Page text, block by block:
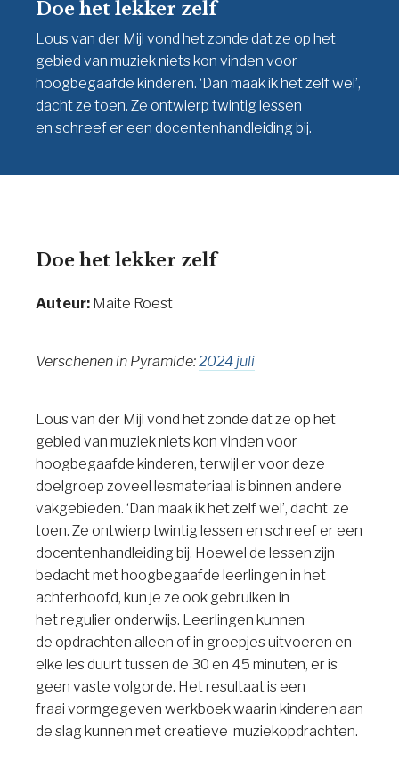
Doe het lekker zelf
Lous van der Mijl vond het zonde dat ze op het
gebied van muziek niets kon vinden voor
hoogbegaafde kinderen. ‘Dan maak ik het zelf wel’,
dacht ze toen. Ze ontwierp twintig lessen
en schreef er een docentenhandleiding bij.
Doe het lekker zelf
Auteur: Maite Roest
Verschenen in Pyramide:2024 juli
Lous van der Mijl vond het zonde dat ze op het
gebied van muziek niets kon vinden voor
hoogbegaafde kinderen, terwijl er voor deze
doelgroep zoveel lesmateriaal is binnen andere
vakgebieden. ‘Dan maak ik het zelf wel’, dacht ze
toen. Ze ontwierp twintig lessen en schreef er een
docentenhandleiding bij. Hoewel de lessen zijn
bedacht met hoogbegaafde leerlingen in het
achterhoofd, kun je ze ook gebruiken in
het regulier onderwijs. Leerlingen kunnen
de opdrachten alleen of in groepjes uitvoeren en
elke les duurt tussen de 30 en 45 minuten, er is
geen vaste volgorde. Het resultaat is een
fraai vormgegeven werkboek waarin kinderen aan
de slag kunnen met creatieve muziekopdrachten.